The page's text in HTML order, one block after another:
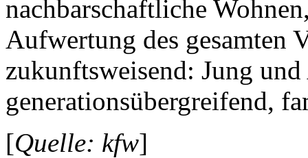
nachbarschaftliche
Aufwertung des gesamten
zukunftsweisend: Jung
generationsübergreifend,
[Quelle: kfw]